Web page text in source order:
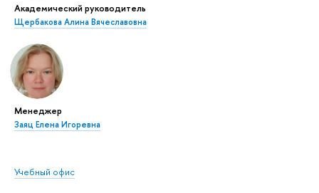
Академический руководитель
Щербакова Алина Вячеславовна
Менеджер
Заяц Елена Игоревна
Учебный офис